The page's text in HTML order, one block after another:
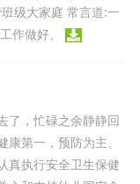
级大家庭 常言道:一
作做好、
了，忙碌之余静静回
第一，预防为主、
真执行安全卫生保健